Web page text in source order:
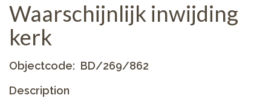
Waarschijnlijk inwijding
kerk
Objectcode
BD/269/862
Description